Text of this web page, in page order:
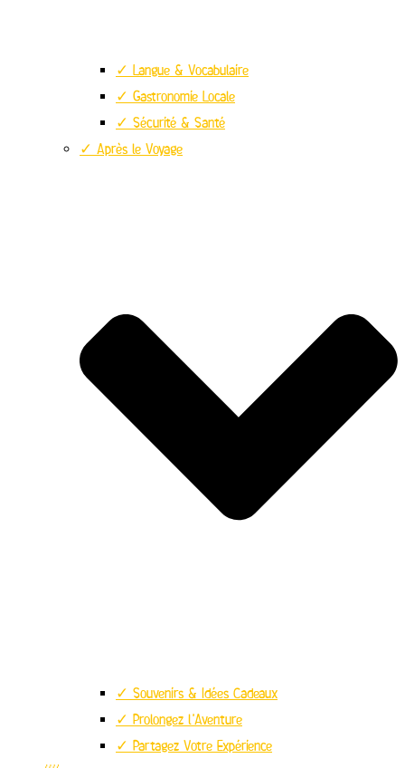
✓ Langue & Vocabulaire
✓ Gastronomie Locale
✓ Sécurité & Santé
✓ Après le Voyage
✓ Souvenirs & Idées Cadeaux
✓ Prolongez l’Aventure
✓ Partagez Votre Expérience